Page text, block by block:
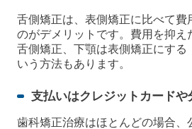
舌側矯正は、表側矯正に比べて費
のがデメリットです。費用を抑え
舌側矯正、下顎は表側矯正にする
いう方法もあります。
支払いはクレジットカード
歯科矯正治療はほとんどの場合、